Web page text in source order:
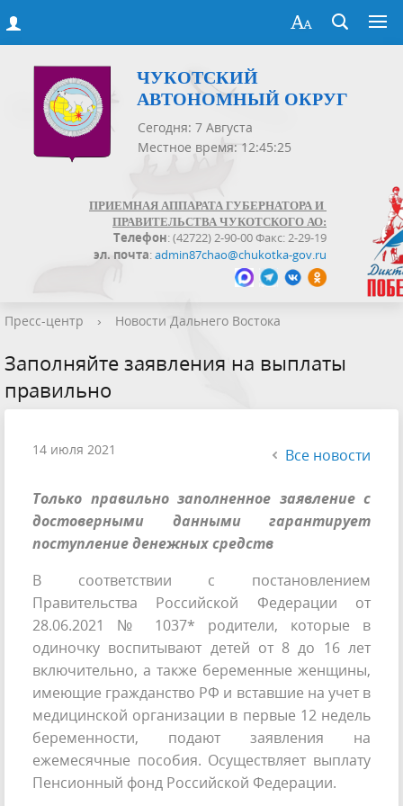
ЧУКОТСКИЙ
АВТОНОМНЫЙ ОКРУГ
Сегодня: 7 Августа
Местное время: 12:45:25
ПРИЕМНАЯ АППАРАТА ГУБЕРНАТОРА И
ПРАВИТЕЛЬСТВА ЧУКОТСКОГО АО:
Телефон: (42722) 2-90-00 Факс: 2-29-19
эл. почта:admin87chao@chukotka-gov.ru
Пресс-центр › Новости Дальнего Востока
Заполняйте заявления на выплаты
правильно
14 июля 2021 Все новости
Только правильно заполненное заявление с
достоверными данными гарантирует
поступление денежных средств
В соответствии с постановлением
Правительства Российской Федерации от
28.06.2021 № 1037* родители, которые в
одиночку воспитывают детей от 8 до 16 лет
включительно, а также беременные женщины,
имеющие гражданство РФ и вставшие на учет в
медицинской организации в первые 12 недель
беременности, подают заявления на
ежемесячные пособия. Осуществляет выплату
Пенсионный фонд Российской Федерации.